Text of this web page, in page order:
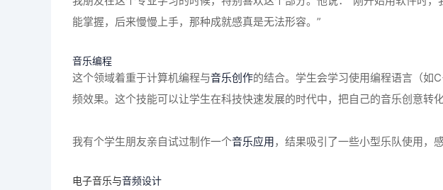
能掌握，后来慢慢上手，那种成就感真是无法形容。”
音乐编程
这个领域着重于计算机编程与音乐创作的结合。学生会学习使用编程语言（如
频效果。这个技能可以让学生在科技快速发展的时代中，把自己的音乐创意转
我有个学生朋友亲自试过制作一个音乐应用，结果吸引了一些小型乐队使用，
电子音乐与音频设计